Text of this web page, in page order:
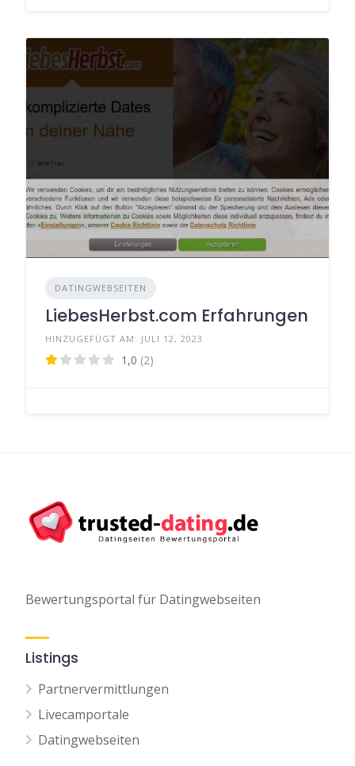
DATINGWEBSEITEN
LiebesHerbst.com Erfahrungen
HINZUGEFÜGT AM: JULI 12, 2023
1,0 (2)
Bewertungsportal für Datingwebseiten
Listings
Partnervermittlungen
Livecamportale
Datingwebseiten